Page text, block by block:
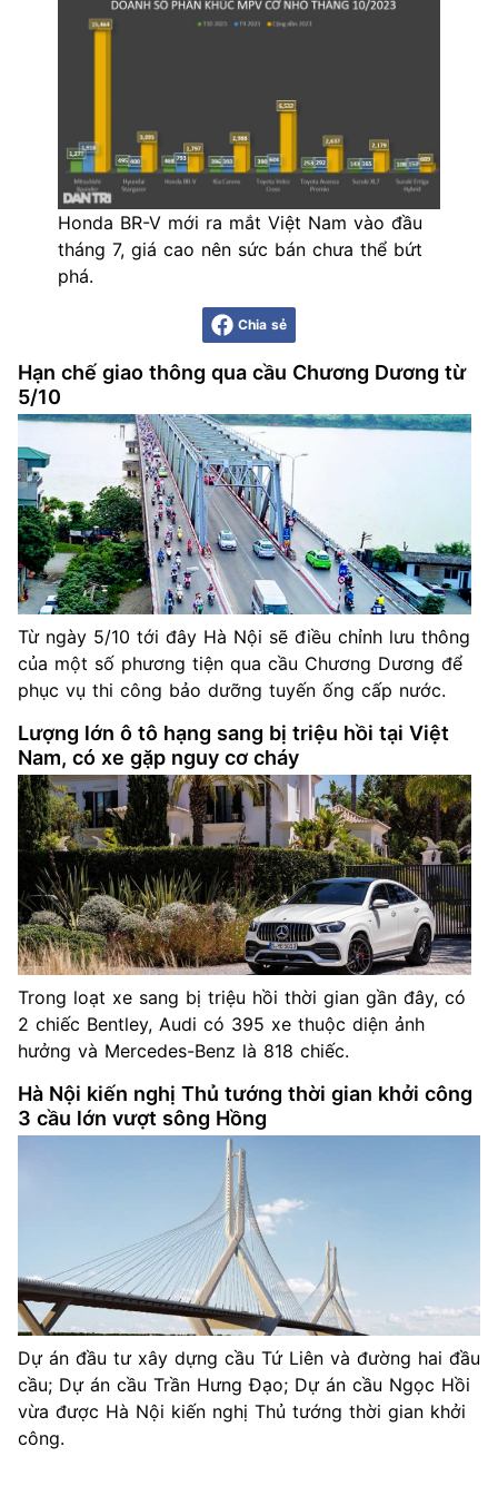
Honda BR-V mới ra mắt Việt Nam vào đầu
tháng 7, giá cao nên sức bán chưa thể bứt
phá.
Chia sẻ
Hạn chế giao thông qua cầu Chương Dương từ
5/10
Từ ngày 5/10 tới đây Hà Nội sẽ điều chỉnh lưu thông
của một số phương tiện qua cầu Chương Dương để
phục vụ thi công bảo dưỡng tuyến ống cấp nước.
Lượng lớn ô tô hạng sang bị triệu hồi tại Việt
Nam, có xe gặp nguy cơ cháy
Trong loạt xe sang bị triệu hồi thời gian gần đây, có
2 chiếc Bentley, Audi có 395 xe thuộc diện ảnh
hưởng và Mercedes-Benz là 818 chiếc.
Hà Nội kiến nghị Thủ tướng thời gian khởi công
3 cầu lớn vượt sông Hồng
Dự án đầu tư xây dựng cầu Tứ Liên và đường hai đầu
cầu; Dự án cầu Trần Hưng Đạo; Dự án cầu Ngọc Hồi
vừa được Hà Nội kiến nghị Thủ tướng thời gian khởi
công.